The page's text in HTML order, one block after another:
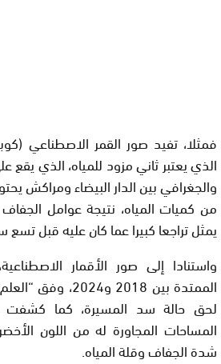
الذي يعتبر ثاني مزود للمياه، الذي
من كميات المياه، نتيجة عوامل الجفاف
يمثل تراجعا كبيرا عما كان عليه قبل
واستنادا إلى صور الأقمار
الممتدة بين 2018
لحق حالة سد المسيرة، كما كشفت
المساحات المجاورة له من اللون
شدة الجفاف وقلة المياه.